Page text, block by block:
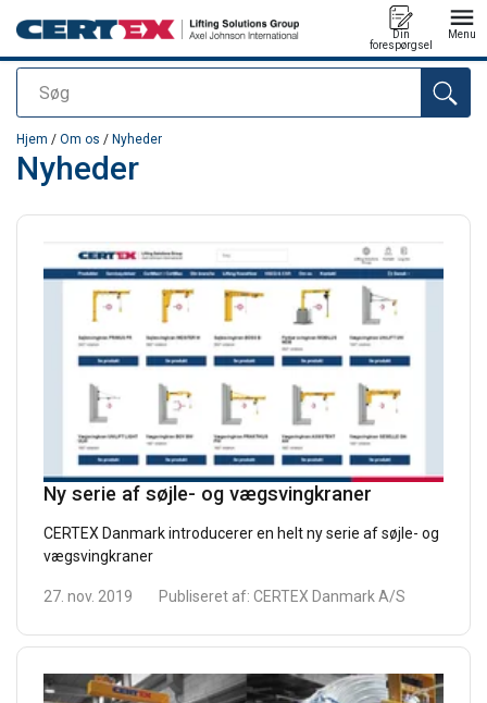
Søg
Din
forespørgsel
Menu
Produktet blev tilføjet til din forespørgsel
Hjem / Om os / Nyheder
Nyheder
Ny serie af søjle- og vægsvingkraner
CERTEX Danmark introducerer en helt ny serie af søjle- og
vægsvingkraner
27. nov. 2019 Publiseret af: CERTEX Danmark A/S